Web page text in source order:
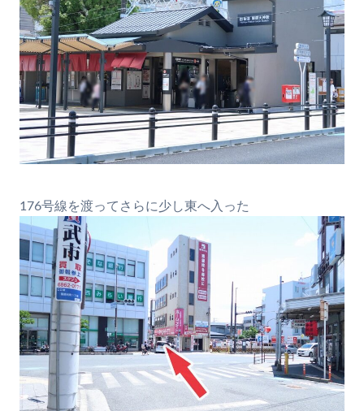
176号線を渡ってさらに少し東へ入った